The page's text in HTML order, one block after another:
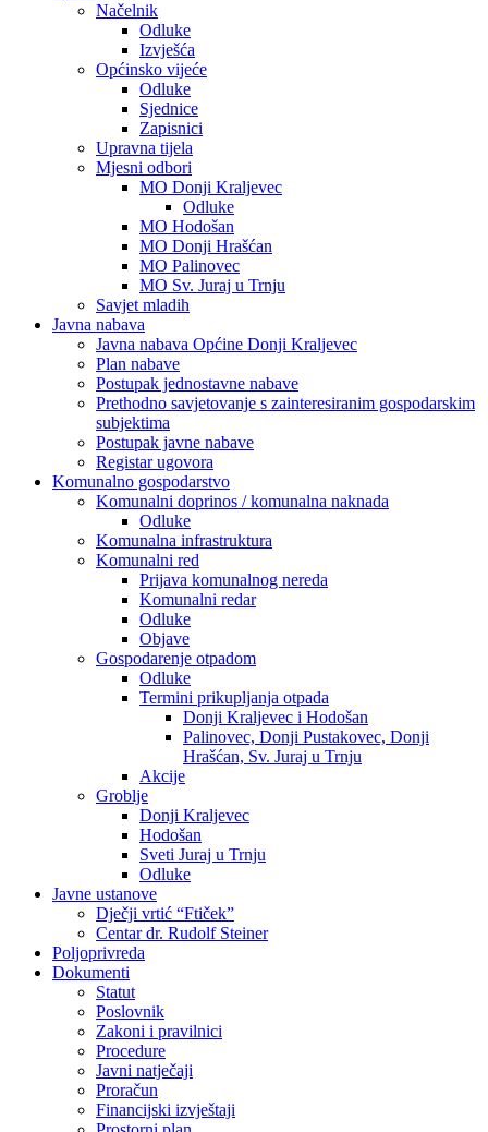
Načelnik
Odluke
Izvješća
Općinsko vijeće
Odluke
Sjednice
Zapisnici
Upravna tijela
Mjesni odbori
MO Donji Kraljevec
Odluke
MO Hodošan
MO Donji Hrašćan
MO Palinovec
MO Sv. Juraj u Trnju
Savjet mladih
Javna nabava
Javna nabava Općine Donji Kraljevec
Plan nabave
Postupak jednostavne nabave
Prethodno savjetovanje s zainteresiranim gospodarskim
subjektima
Postupak javne nabave
Registar ugovora
Komunalno gospodarstvo
Komunalni doprinos / komunalna naknada
Odluke
Komunalna infrastruktura
Komunalni red
Prijava komunalnog nereda
Komunalni redar
Odluke
Objave
Gospodarenje otpadom
Odluke
Termini prikupljanja otpada
Donji Kraljevec i Hodošan
Palinovec, Donji Pustakovec, Donji
Hrašćan, Sv. Juraj u Trnju
Akcije
Groblje
Donji Kraljevec
Hodošan
Sveti Juraj u Trnju
Odluke
Javne ustanove
Dječji vrtić “Ftiček”
Centar dr. Rudolf Steiner
Poljoprivreda
Dokumenti
Statut
Poslovnik
Zakoni i pravilnici
Procedure
Javni natječaji
Proračun
Financijski izvještaji